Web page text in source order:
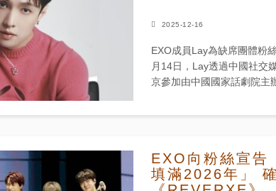
2025-12-16
EXO成員Lay為缺席團體粉
月14日，Lay透過中國社交
京參加由中國國家話劇院主
不便的各位，我...
EXO向粉絲宣告
填滿2026年」